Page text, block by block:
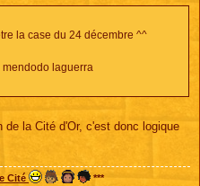
la case du 24 décembre ^^
laguerra
la Cité d'Or, c'est donc logique
Cité
***